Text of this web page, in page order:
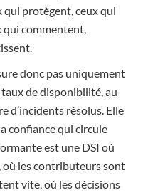
qui protègent, ceux qui
qui commentent,
donc pas uniquement
de disponibilité, au
d’incidents résolus. Elle
confiance qui circule
est une DSI où
où les contributeurs sont
vite, où les décisions